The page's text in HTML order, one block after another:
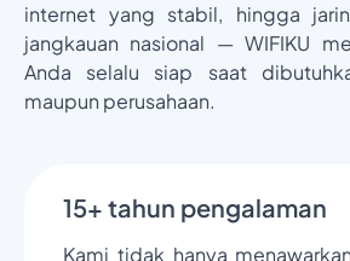
internet yang stabil, hingga
jangkauan nasional — WIFIKU
Anda selalu siap saat
maupun perusahaan.
15+ tahun pengalaman
Kami tidak hanya